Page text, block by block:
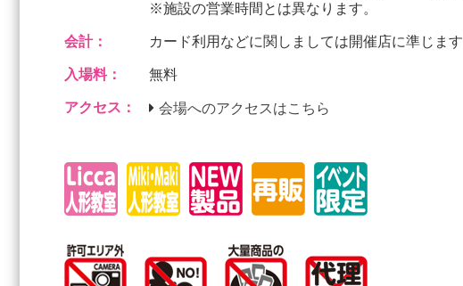
※施設の営業時間とは異なります。
会計： カード利用などに関しましては開催店に準じます
入場料： 無料
アクセス： 会場へのアクセスはこちら